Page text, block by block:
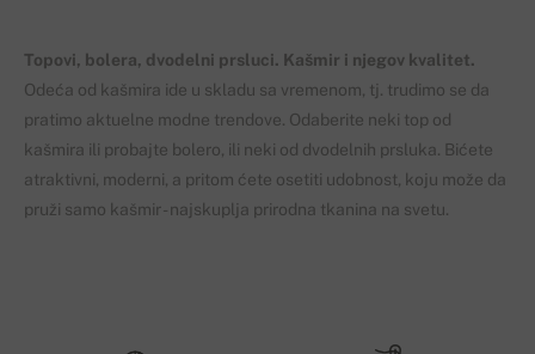
Topovi, bolera, dvodelni prsluci. Kašmir i njegov kvalitet.
Odeća od kašmira ide u skladu sa vremenom, tj. trudimo se da
pratimo aktuelne modne trendove. Odaberite neki top od
kašmira ili probajte bolero, ili neki od dvodelnih prsluka. Bićete
atraktivni, moderni, a pritom ćete osetiti udobnost, koju može da
pruži samo kašmir - najskuplja prirodna tkanina na svetu.